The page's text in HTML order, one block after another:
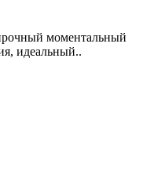
моментальный
идеальный..